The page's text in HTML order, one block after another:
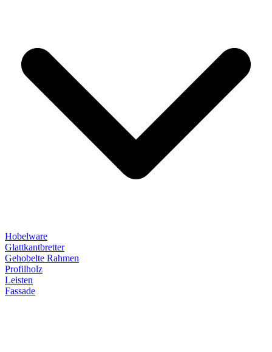
Hobelware
Glattkantbretter
Gehobelte Rahmen
Profilholz
Leisten
Fassade